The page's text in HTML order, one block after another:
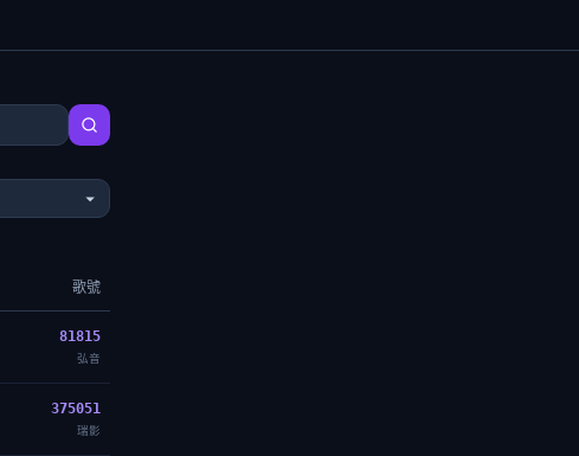
歌號
81815
弘音
375051
瑞影